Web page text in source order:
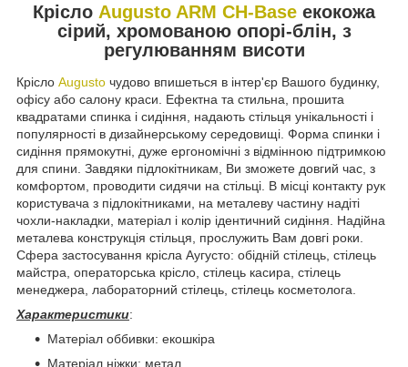
Крісло Augusto ARM CH-Base екокожа
сірий, хромованою опорі-блін, з
регулюванням висоти
Крісло Augusto чудово впишеться в інтер'єр Вашого будинку,
офісу або салону краси. Ефектна та стильна, прошита
квадратами спинка і сидіння, надають стільця унікальності і
популярності в дизайнерському середовищі. Форма спинки і
сидіння прямокутні, дуже ергономічні з відмінною підтримкою
для спини. Завдяки підлокітникам, Ви зможете довгий час, з
комфортом, проводити сидячи на стільці. В місці контакту рук
користувача з підлокітниками, на металеву частину надіті
чохли-накладки, матеріал і колір ідентичний сидіння. Надійна
металева конструкція стільця, прослужить Вам довгі роки.
Сфера застосування крісла Аугусто: обідній стілець, стілець
майстра, операторська крісло, стілець касира, стілець
менеджера, лабораторний стілець, стілець косметолога.
Характеристики:
Матеріал оббивки: екошкіра
Матеріал ніжки: метал